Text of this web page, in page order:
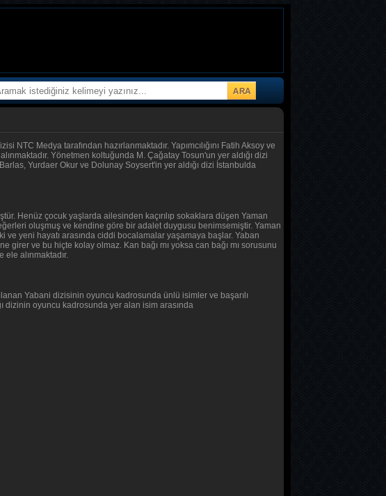
Medya tarafından hazırlanmaktadır. Yapımcılığını Fatih Aksoy ve
Yönetmen koltuğunda M. Çağatay Tosun'un yer aldığı dizi
Yurdaer Okur ve Dolunay Soysert'in yer aldığı dizi İstanbulda
Henüz çocuk yaşlarda ailesinden kaçırılıp sokaklara düşen Yaman
oluşmuş ve kendine göre bir adalet duygusu benimsemiştir. Yaman
ve yeni hayatı arasında ciddi bocalamalar yaşamaya başlar. Yaban
girer ve bu hiçte kolay olmaz. Kan bağı mı yoksa can bağı mı sorusunu
alınmaktadır.
Yabani dizisinin oyuncu kadrosunda ünlü isimler ve başarılı
dizinin oyuncu kadrosunda yer alan isim arasında